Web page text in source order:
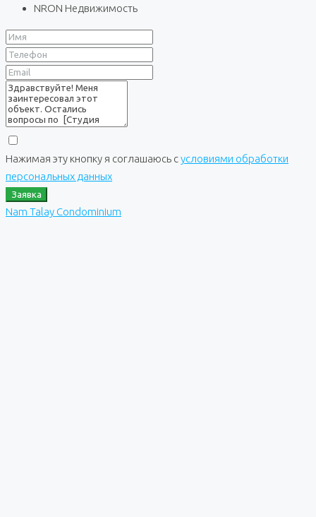
NRON Недвижимость
Нажимая эту кнопку я соглашаюсь сусловиями обработки
персональных данных
Заявка
Nam Talay Condominium